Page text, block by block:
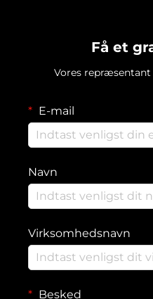
Få et
Vores
E-mail
Navn
Virksomhedsnavn
Besked